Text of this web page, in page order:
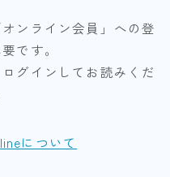
ンライン会員」への登
です。
グインしてお読みくだ
について